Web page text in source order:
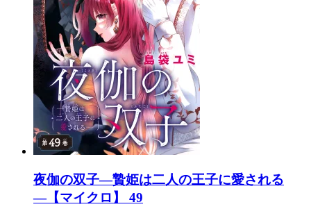
夜伽の双子―贄姫は二人の王子に愛される
―【マイクロ】 49